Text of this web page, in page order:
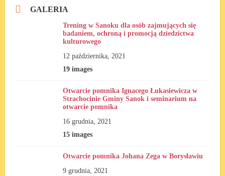
GALERIA
Trening w Sanoku dla osób zajmujących się
badaniem, ochroną i promocją dziedzictwa
kulturowego
12 października, 2021
19 images
Otwarcie pomnika Ignacego Łukasiewicza w
Strachocinie Gminy Sanok i seminarium na
otwarcie pomnika
16 grudnia, 2021
15 images
Otwarcie pomnika Johana Zega w Borysławiu
9 grudnia, 2021